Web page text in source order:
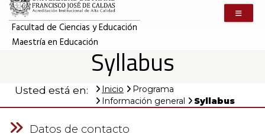
Facultad de Ciencias y Educación
Maestría en Educación
Syllabus
Usted está en: Inicio
Programa
Información general
Syllabus
Datos de contacto